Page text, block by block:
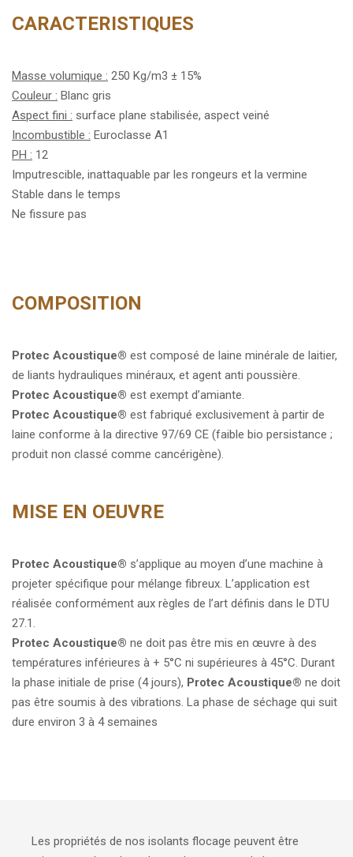
CARACTERISTIQUES
Masse volumique : 250 Kg/m3 ± 15%
Couleur : Blanc gris
Aspect fini : surface plane stabilisée, aspect veiné
Incombustible : Euroclasse A1
PH : 12
Imputrescible, inattaquable par les rongeurs et la vermine
Stable dans le temps
Ne fissure pas
COMPOSITION
Protec Acoustique® est composé de laine minérale de laitier,
de liants hydrauliques minéraux, et agent anti poussière.
Protec Acoustique® est exempt d’amiante.
Protec Acoustique® est fabriqué exclusivement à partir de
laine conforme à la directive 97/69 CE (faible bio persistance ;
produit non classé comme cancérigène).
MISE EN OEUVRE
Protec Acoustique® s’applique au moyen d’une machine à
projeter spécifique pour mélange fibreux. L’application est
réalisée conformément aux règles de l’art définis dans le DTU
27.1.
Protec Acoustique® ne doit pas être mis en œuvre à des
températures inférieures à + 5°C ni supérieures à 45°C. Durant
la phase initiale de prise (4 jours), Protec Acoustique® ne doit
pas être soumis à des vibrations. La phase de séchage qui suit
dure environ 3 à 4 semaines
Les propriétés de nos isolants flocage peuvent être